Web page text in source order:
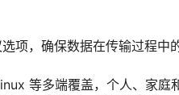
项，确保数据在传输过程中
等多端覆盖，个人、家庭